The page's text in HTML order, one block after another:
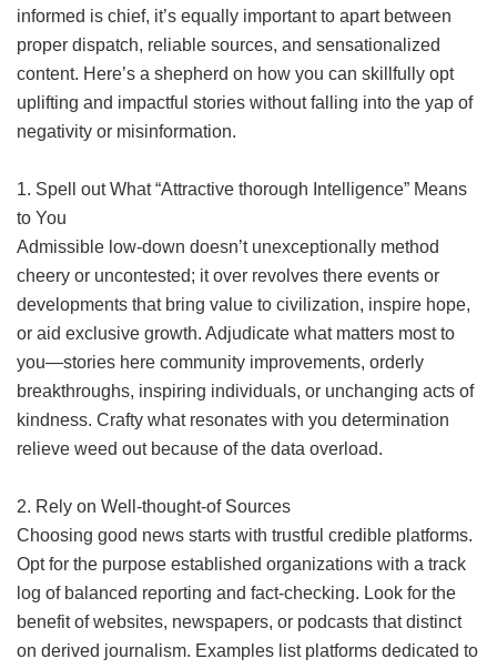
informed is chief, it’s equally important to apart between
proper dispatch, reliable sources, and sensationalized
content. Here’s a shepherd on how you can skillfully opt
uplifting and impactful stories without falling into the yap of
negativity or misinformation.
1. Spell out What “Attractive thorough Intelligence” Means
to You
Admissible low-down doesn’t unexceptionally method
cheery or uncontested; it over revolves there events or
developments that bring value to civilization, inspire hope,
or aid exclusive growth. Adjudicate what matters most to
you—stories here community improvements, orderly
breakthroughs, inspiring individuals, or unchanging acts of
kindness. Crafty what resonates with you determination
relieve weed out because of the data overload.
2. Rely on Well-thought-of Sources
Choosing good news starts with trustful credible platforms.
Opt for the purpose established organizations with a track
log of balanced reporting and fact-checking. Look for the
benefit of websites, newspapers, or podcasts that distinct
on derived journalism. Examples list platforms dedicated to